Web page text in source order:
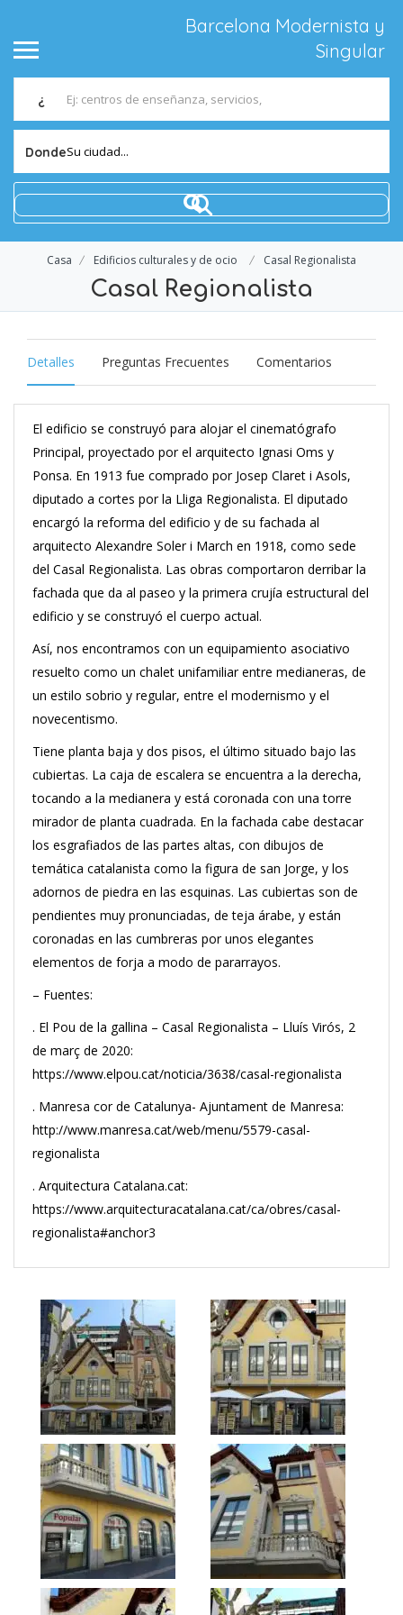
Barcelona Modernista y
Singular
¿
DondeSu ciudad...
Casa Edificios culturales y de ocio Casal Regionalista
Casal Regionalista
Detalles Preguntas Frecuentes Comentarios
El edificio se construyó para alojar el cinematógrafo
Principal, proyectado por el arquitecto Ignasi Oms y
Ponsa. En 1913 fue comprado por Josep Claret i Asols,
diputado a cortes por la Lliga Regionalista. El diputado
encargó la reforma del edificio y de su fachada al
arquitecto Alexandre Soler i March en 1918, como sede
del Casal Regionalista. Las obras comportaron derribar la
fachada que da al paseo y la primera crujía estructural del
edificio y se construyó el cuerpo actual.
Así, nos encontramos con un equipamiento asociativo
resuelto como un chalet unifamiliar entre medianeras, de
un estilo sobrio y regular, entre el modernismo y el
novecentismo.
Tiene planta baja y dos pisos, el último situado bajo las
cubiertas. La caja de escalera se encuentra a la derecha,
tocando a la medianera y está coronada con una torre
mirador de planta cuadrada. En la fachada cabe destacar
los esgrafiados de las partes altas, con dibujos de
temática catalanista como la figura de san Jorge, y los
adornos de piedra en las esquinas. Las cubiertas son de
pendientes muy pronunciadas, de teja árabe, y están
coronadas en las cumbreras por unos elegantes
elementos de forja a modo de pararrayos.
– Fuentes:
. El Pou de la gallina – Casal Regionalista – Lluís Virós, 2
de març de 2020:
https://www.elpou.cat/noticia/3638/casal-regionalista
. Manresa cor de Catalunya- Ajuntament de Manresa:
http://www.manresa.cat/web/menu/5579-casal-
regionalista
. Arquitectura Catalana.cat:
https://www.arquitecturacatalana.cat/ca/obres/casal-
regionalista#anchor3